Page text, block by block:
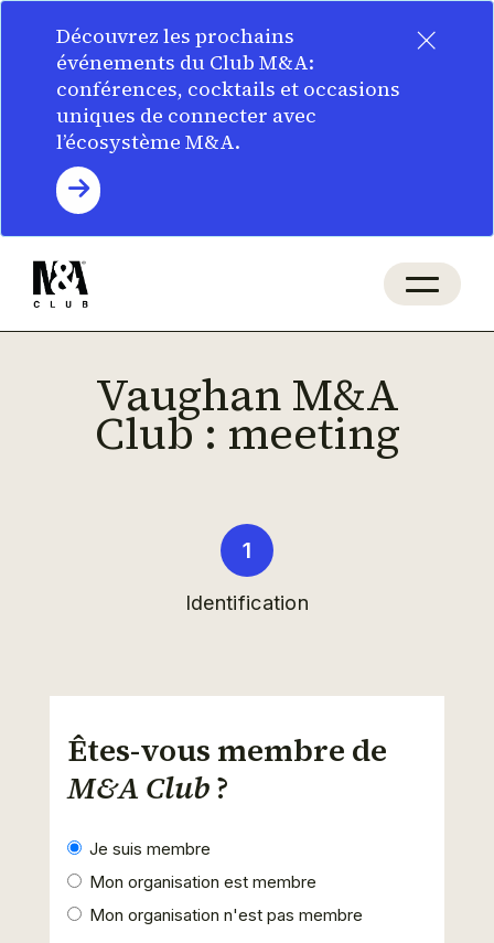
×
Découvrez les prochains
événements du Club M&A:
conférences, cocktails et occasions
uniques de connecter avec
l’écosystème M&A.
Vaughan M&A
Club : meeting
Identification
Êtes-vous membre de
M&A Club?
Je suis membre
Mon organisation est membre
Mon organisation n'est pas membre